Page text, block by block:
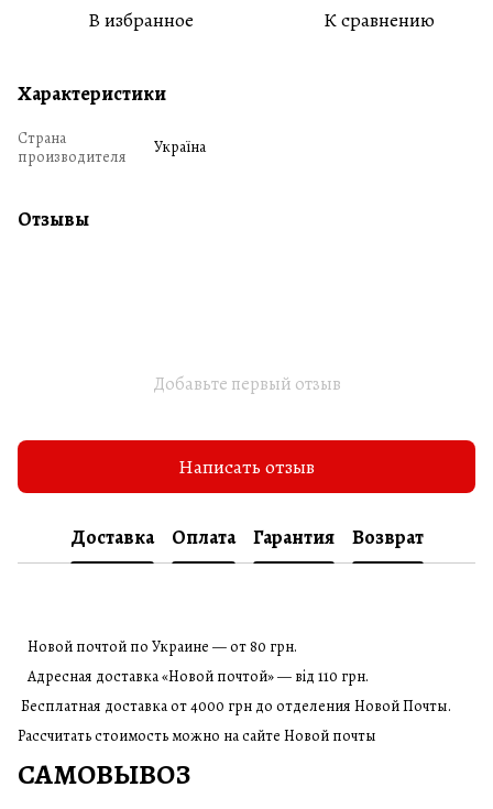
В избранное К сравнению
Характеристики
Страна
производителя
Україна
Отзывы
Добавьте первый отзыв
Написать отзыв
Доставка Оплата Гарантия Возврат
Новой почтой по Украине — от 80 грн.
Адресная доставка «Новой почтой» — від 110 грн.
Бесплатная доставка от 4000 грн до отделения Новой Почты.
Рассчитать стоимость можно на сайте Новой почты
САМОВЫВОЗ